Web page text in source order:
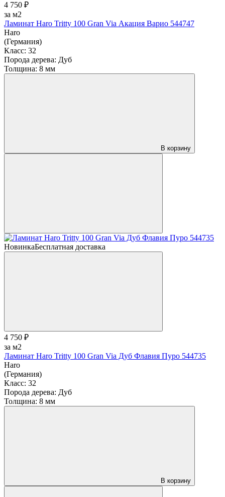
4 750 ₽
за м2
Ламинат Haro Tritty 100 Gran Via Акация Варио 544747
Haro
(Германия)
Класс: 32
Порода дерева: Дуб
Толщина: 8 мм
В корзину
НовинкаБесплатная доставка
4 750 ₽
за м2
Ламинат Haro Tritty 100 Gran Via Дуб Флавия Пуро 544735
Haro
(Германия)
Класс: 32
Порода дерева: Дуб
Толщина: 8 мм
В корзину